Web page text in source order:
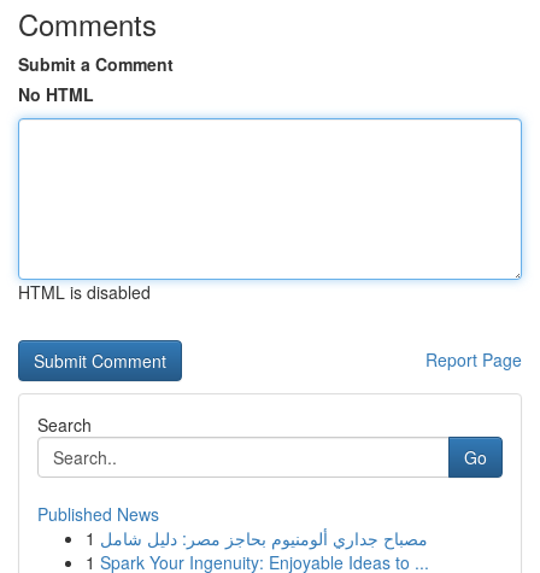
Comments
Submit a Comment
No HTML
HTML is disabled
Report Page
Search
Go
Published News
1 مصباح جداري ألومنيوم بحاجز مصر: دليل شامل
1 Spark Your Ingenuity: Enjoyable Ideas to ...